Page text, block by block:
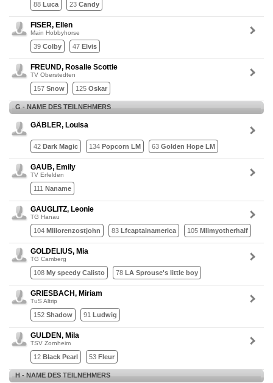
88 Luca 23 Candy
FISER, Ellen
Main Hobbyhorse
39 Colby 47 Elvis
FREUND, Rosalie Scottie
TV Oberstedten
157 Snow 125 Oskar
G - NAME DES TEILNEHMERS
GÄBLER, Louisa
42 Dark Magic 134 Popcorn LM 63 Golden Hope LM
GAUB, Emily
TV Erfelden
111 Naname
GAUGLITZ, Leonie
TG Hanau
104 Mlilorenzostjohn 83 Lfcaptainamerica 105 Mlimyotherhalf
GOLDELIUS, Mia
TG Camberg
108 My speedy Calisto 78 LA Sprouse's little boy
GRIESBACH, Miriam
TuS Altrip
152 Shadow 91 Ludwig
GULDEN, Mila
TSV Zornheim
12 Black Pearl 53 Fleur
H - NAME DES TEILNEHMERS